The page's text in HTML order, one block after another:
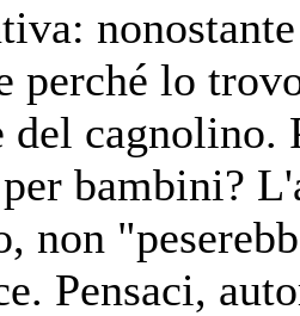
perché lo
cagnolino.
bambini?
non
Pensaci,